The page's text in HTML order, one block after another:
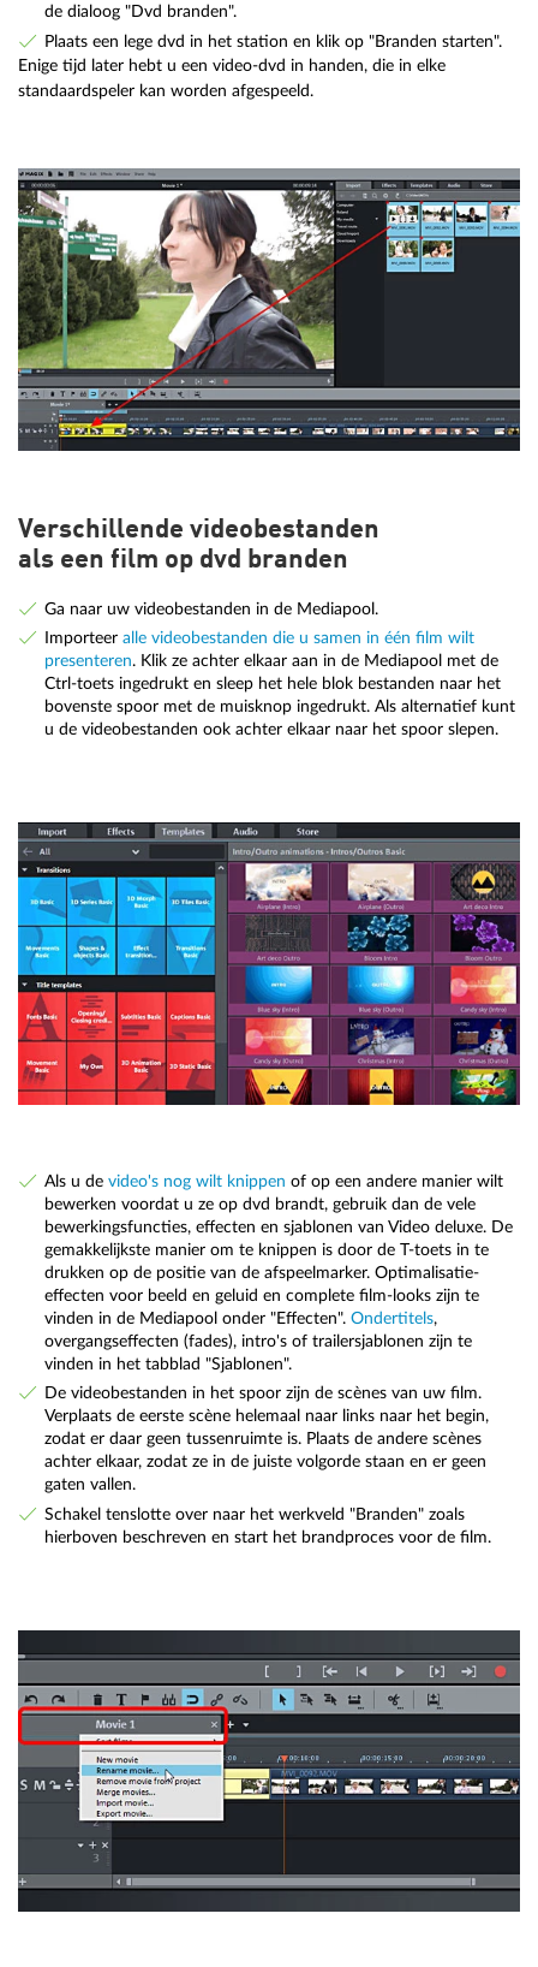
de dialoog "Dvd branden".
Plaats een lege dvd in het station en klik op "Branden starten".
Enige tijd later hebt u een video-dvd in handen, die in elke
standaardspeler kan worden afgespeeld.
Verschillende videobestanden
als een film op dvd branden
Ga naar uw videobestanden in de Mediapool.
Importeer alle videobestanden die u samen in één film wilt
presenteren. Klik ze achter elkaar aan in de Mediapool met de
Ctrl-toets ingedrukt en sleep het hele blok bestanden naar het
bovenste spoor met de muisknop ingedrukt. Als alternatief kunt
u de videobestanden ook achter elkaar naar het spoor slepen.
Als u de video's nog wilt knippen of op een andere manier wilt
bewerken voordat u ze op dvd brandt, gebruik dan de vele
bewerkingsfuncties, effecten en sjablonen van Video deluxe. De
gemakkelijkste manier om te knippen is door de T-toets in te
drukken op de positie van de afspeelmarker. Optimalisatie-
effecten voor beeld en geluid en complete film-looks zijn te
vinden in de Mediapool onder "Effecten". Ondertitels,
overgangseffecten (fades), intro's of trailersjablonen zijn te
vinden in het tabblad "Sjablonen".
De videobestanden in het spoor zijn de scènes van uw film.
Verplaats de eerste scène helemaal naar links naar het begin,
zodat er daar geen tussenruimte is. Plaats de andere scènes
achter elkaar, zodat ze in de juiste volgorde staan en er geen
gaten vallen.
Schakel tenslotte over naar het werkveld "Branden" zoals
hierboven beschreven en start het brandproces voor de film.